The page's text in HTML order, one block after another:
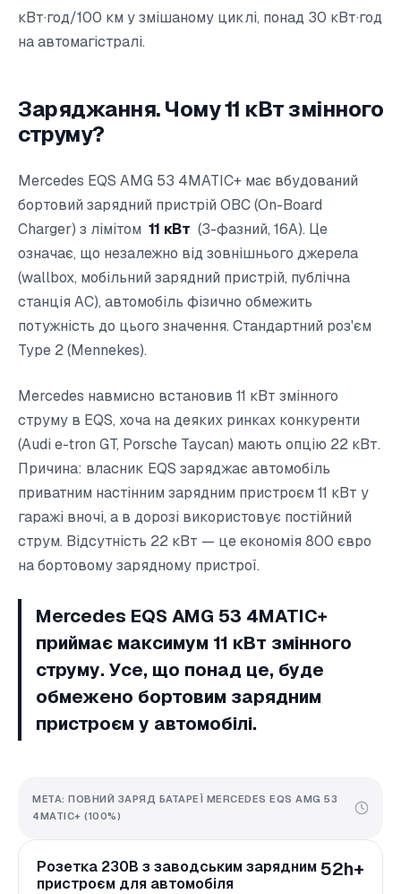
кВт·год/100 км у змішаному циклі, понад 30 кВт·год
на автомагістралі.
Заряджання. Чому 11 кВт змінного
струму?
Mercedes EQS AMG 53 4MATIC+ має вбудований
бортовий зарядний пристрій OBC (On-Board
Charger) з лімітом 11 кВт (3-фазний, 16А). Це
означає, що незалежно від зовнішнього джерела
(wallbox, мобільний зарядний пристрій, публічна
станція AC), автомобіль фізично обмежить
потужність до цього значення. Стандартний роз'єм
Type 2 (Mennekes).
Mercedes навмисно встановив 11 кВт змінного
струму в EQS, хоча на деяких ринках конкуренти
(Audi e-tron GT, Porsche Taycan) мають опцію 22 кВт.
Причина: власник EQS заряджає автомобіль
приватним настінним зарядним пристроєм 11 кВт у
гаражі вночі, а в дорозі використовує постійний
струм. Відсутність 22 кВт — це економія 800 євро
на бортовому зарядному пристрої.
Mercedes EQS AMG 53 4MATIC+
приймає максимум 11 кВт змінного
струму. Усе, що понад це, буде
обмежено бортовим зарядним
пристроєм у автомобілі.
МЕТА: ПОВНИЙ ЗАРЯД БАТАРЕЇ MERCEDES EQS AMG 53
4MATIC+ (100%)
Розетка 230В з заводським зарядним
пристроєм для автомобіля
52h+